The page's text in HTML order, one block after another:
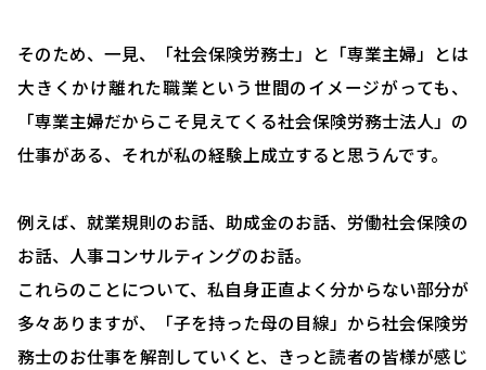
HOME
選ばれる理由
助成金について
就業規則について
採用コンサルティング
人事評価制度について
確定拠出型年金について
そのため、一見、「社会保険労務士」と「専業主婦」とは
大きくかけ離れた職業という世間のイメージがっても、
「専業主婦だからこそ見えてくる社会保険労務士法人」の
仕事がある、それが私の経験上成立すると思うんです。
例えば、就業規則のお話、助成金のお話、労働社会保険の
お話、人事コンサルティングのお話。
これらのことについて、私自身正直よく分からない部分が
多々ありますが、「子を持った母の目線」から社会保険労
務士のお仕事を解剖していくと、きっと読者の皆様が感じ